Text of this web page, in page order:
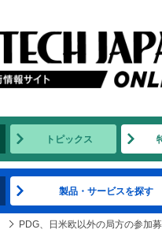
トピックス
製品・サービスを探す
PDG、日米欧以外の局方の参加